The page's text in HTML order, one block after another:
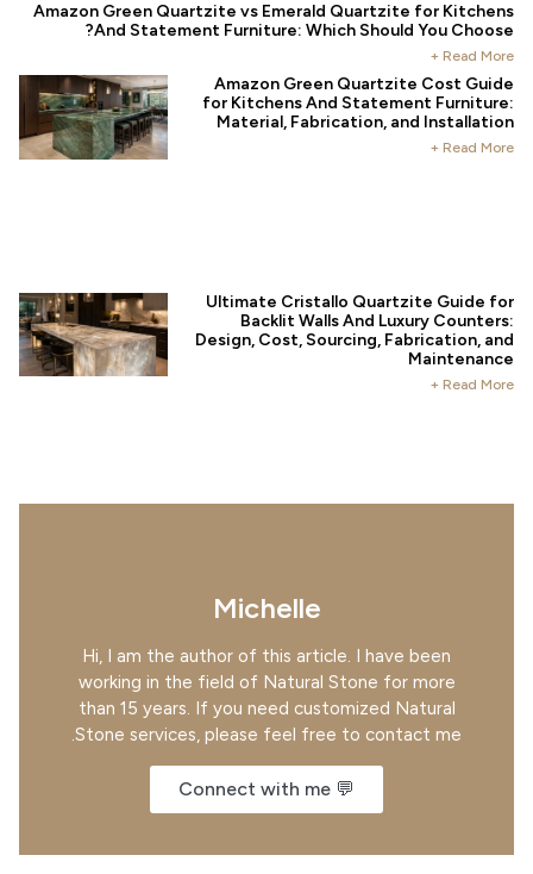
Amazon Green Quartzite vs Emerald Quartzite for Kitchens
And Statement Furniture: Which Should You Choose?
Read More +
Amazon Green Quartzite Cost Guide
for Kitchens And Statement Furniture:
Material, Fabrication, and Installation
Read More +
Ultimate Cristallo Quartzite Guide for
Backlit Walls And Luxury Counters:
Design, Cost, Sourcing, Fabrication, and
Maintenance
Read More +
Michelle
Hi, I am the author of this article. I have been
working in the field of Natural Stone for more
than 15 years. If you need customized Natural
Stone services, please feel free to contact me.
💬 Connect with me